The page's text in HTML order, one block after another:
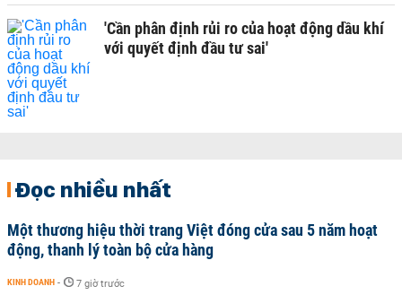
'Cần phân định rủi ro của hoạt động dầu khí
với quyết định đầu tư sai'
Đọc nhiều nhất
Một thương hiệu thời trang Việt đóng cửa sau 5 năm hoạt
động, thanh lý toàn bộ cửa hàng
KINH DOANH - 7 giờ trước